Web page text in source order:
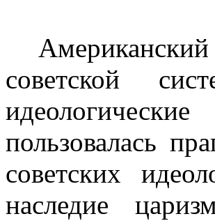
советской
пользовалась
советских
наследие